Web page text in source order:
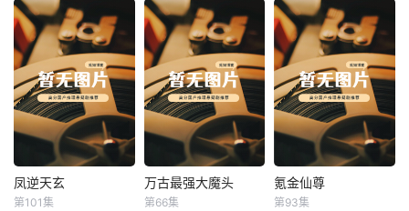
凤逆天玄
凤逆天玄
第101集
万古最强大魔头
万古最强大魔头
第66集
氪金仙尊
氪金仙尊
第93集